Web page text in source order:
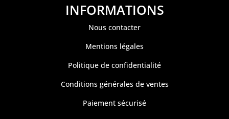
INFORMATIONS
Nous contacter
Mentions légales
Politique de confidentialité
Conditions générales de ventes
Paiement sécurisé